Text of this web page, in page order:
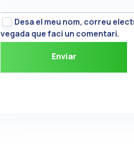
Desa el meu nom, correu
vegada que faci un comentari.